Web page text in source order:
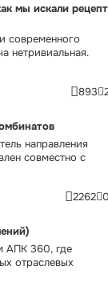
мы искали рецепт
современного
нетривиальная.
893
направления
совместно с
2262
АПК 360, где
отраслевых